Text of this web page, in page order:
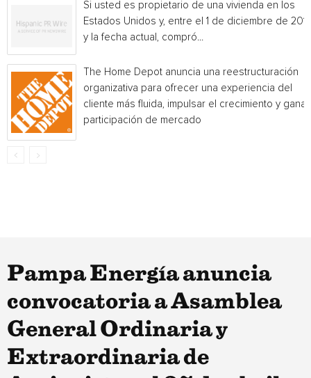
Si usted es propietario de una vivienda en los
Estados Unidos y, entre el 1 de diciembre de
y la fecha actual, compró...
The Home Depot anuncia una reestructuración
organizativa para ofrecer una experiencia del
cliente más fluida, impulsar el crecimiento y ganar
participación de mercado
Pampa Energía anuncia
convocatoria a Asamblea
General Ordinaria y
Extraordinaria de